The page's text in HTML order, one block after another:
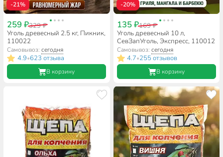
-21%
259 ₽329 ₽
Уголь древесный 2.5 кг, Пикник,
110022
Самовывоз:сегодня
4.9•623 отзыва
В корзину
-20%
135 ₽169 ₽
Уголь древесный 10 л,
СевЗапУголь, Экспресс, 110012
Самовывоз: сегодня
4.7•255 отзывов
В корзину